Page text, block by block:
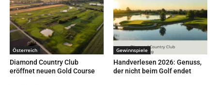
Österreich
Diamond Country Club
eröffnet neuen Gold Course
Gewinnspiele
Handverlesen 2026: Genuss,
der nicht beim Golf endet